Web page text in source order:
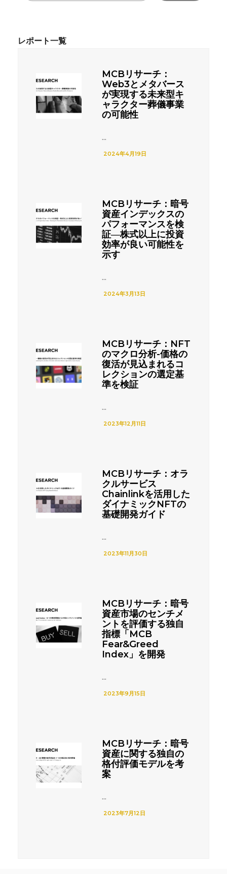
MCBリサーチ：
Web3とメタバース
が実現する未来型キ
ャラクター葬儀事業
の可能性
...
2024年4月19日
MCBリサーチ：暗号
資産インデックスの
パフォーマンスを検
証―株式以上に投資
効率が良い可能性を
示す
...
2024年3月13日
MCBリサーチ：NFT
のマクロ分析-価格の
復活が見込まれるコ
レクションの選定基
準を検証
...
2023年12月11日
MCBリサーチ：オラ
クルサービス
Chainlinkを活用した
ダイナミックNFTの
基礎開発ガイド
...
2023年11月30日
MCBリサーチ：暗号
資産市場のセンチメ
ントを評価する独自
指標「MCB
Fear&Greed
Index」を開発
...
2023年9月15日
MCBリサーチ：暗号
資産に関する独自の
格付評価モデルを考
案
...
2023年7月12日